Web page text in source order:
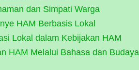
dan Simpati Warga
HAM Berbasis Lokal
Lokal dalam Kebijakan HAM
HAM Melalui Bahasa dan Budaya